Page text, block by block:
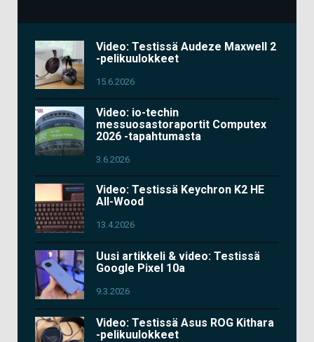
Video: Testissä Audeze Maxwell 2
-pelikuulokkeet
15.6.2026
Video: io-techin
messuosastoraportit Computex
2026 -tapahtumasta
3.6.2026
Video: Testissä Keychron K2 HE
All-Wood
13.4.2026
Uusi artikkeli & video: Testissä
Google Pixel 10a
9.3.2026
Video: Testissä Asus ROG Kithara
-pelikuulokkeet